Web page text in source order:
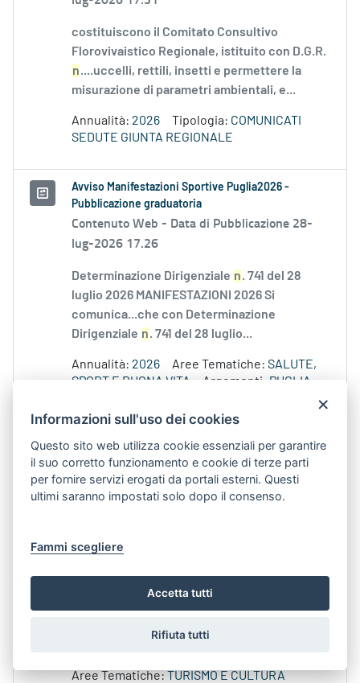
costituiscono il Comitato Consultivo
Florovivaistico Regionale, istituito con D.G.R.
n....uccelli, rettili, insetti e permettere la
misurazione di parametri ambientali, e...
Annualità: 2026 Tipologia: COMUNICATI
SEDUTE GIUNTA REGIONALE
Avviso Manifestazioni Sportive Puglia2026 -
Pubblicazione graduatoria
Contenuto Web - Data di Pubblicazione 28-
lug-2026 17.26
Determinazione Dirigenziale n. 741 del 28
luglio 2026 MANIFESTAZIONI 2026 Si
comunica...che con Determinazione
Dirigenziale n. 741 del 28 luglio...
Annualità: 2026 Aree Tematiche: SALUTE,
SPORT E BUONA VITA
Argomenti: PUGLIA
Strutture:DIPARTIMENTO PROMOZIONE
ANIMALE
Approvazione esiti dell’ammissibilità formale e
2026 12.35
171_DIR_2026_00155_DeterminaPUB card
Aree Tematiche: TURISMO E CULTURA
×
Informazioni sull'uso dei cookies
Questo sito web utilizza cookie essenziali per garantire
il suo corretto funzionamento e cookie di terze parti
per fornire servizi erogati da portali esterni. Questi
ultimi saranno impostati solo dopo il consenso.
Fammi scegliere
Accetta tutti
Rifiuta tutti